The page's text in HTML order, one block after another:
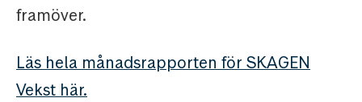
framöver.
Läs hela månadsrapporten för SKAGEN
Vekst här.